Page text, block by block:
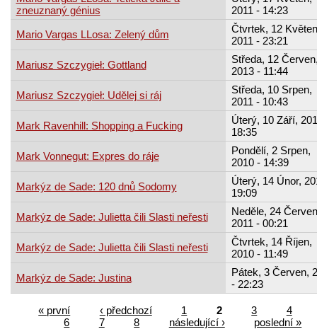
zneuznaný génius
2011 - 14:23
Mario Vargas LLosa: Zelený dům
Čtvrtek, 12
2011 - 23:21
Mariusz Szczygieł: Gottland
Středa, 12
2013 - 11:44
Mariusz Szczygieł: Udělej si ráj
Středa, 10 Srpen,
2011 - 10:43
Mark Ravenhill: Shopping a Fucking
Úterý, 10 Září,
18:35
Mark Vonnegut: Expres do ráje
Pondělí, 2 Srpen,
2010 - 14:39
Markýz de Sade: 120 dnů Sodomy
Úterý, 14 Únor,
19:09
Markýz de Sade: Julietta čili Slasti neřesti
Neděle, 24
2011 - 00:21
Markýz de Sade: Julietta čili Slasti neřesti
Čtvrtek, 14 Říjen,
2010 - 11:49
Markýz de Sade: Justina
Pátek, 3 Červen,
- 22:23
« první ‹ předchozí 1 2 3
4
6
7 8 následující ›
poslední »